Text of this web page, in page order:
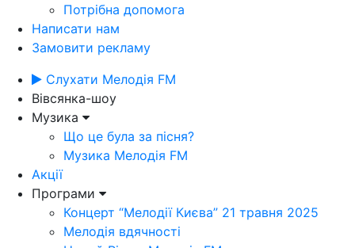
Потрібна допомога
Написати нам
Замовити рекламу
Слухати Мелодія FM
Вівсянка-шоу
Музика
Що це була за пісня?
Музика Мелодія FM
Акції
Програми
Концерт “Мелодії Києва” 21 травня 2025
Мелодія вдячності